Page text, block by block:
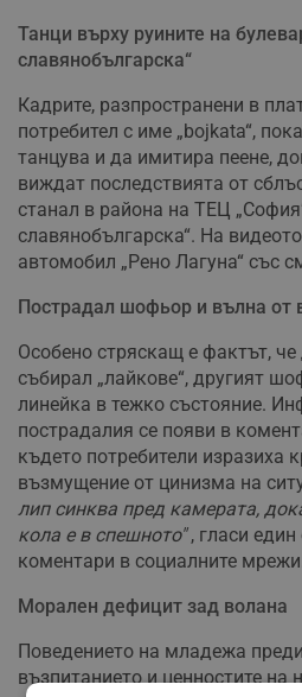
Танци върху руините на
славянобългарска“
Кадрите, разпространени в
потребител с име „bojkata“,
танцува и да имитира пеене,
виждат последствията от
станал в района на ТЕЦ
славянобългарска“. На
автомобил „Рено Лагуна“ със
Пострадал шофьор и вълна от
Особено стряскащ е фактът,
събирал „лайкове“, другият
линейка в тежко състояние.
пострадалия се появи в
където потребители изразиха
възмущение от цинизма на
лип синква пред камерата,
кола е в спешното", гласи един
коментари в социалните
Морален дефицит зад волана
Поведението на младежа
възпитанието и ценностите на